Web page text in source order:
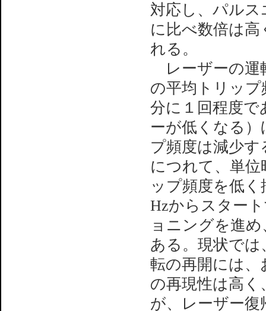
対応し、パル
に比べ数倍は
れる。
レーザーの運
の平均トリップ
分に１回程度
ーが低くなる
プ頻度は減少
につれて、単
ップ頻度を低
Hzからスター
ョニングを進
ある。現状では
転の再開には、
の再現性は高
が、レーザー